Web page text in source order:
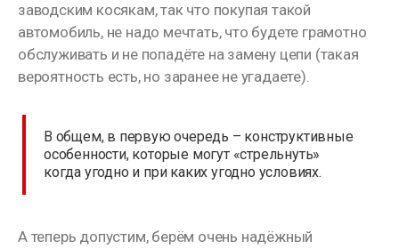
заводским косякам, так что покупая такой
автомобиль, не надо мечтать, что будете грамотно
обслуживать и не попадёте на замену цепи (такая
вероятность есть, но заранее не угадаете).
В общем, в первую очередь – конструктивные
особенности, которые могут «стрельнуть»
когда угодно и при каких угодно условиях.
А теперь допустим, берём очень надёжный